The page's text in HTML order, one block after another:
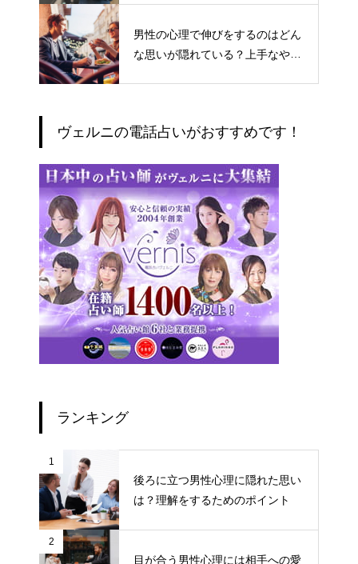
男性の心理で伸びをするのはどん
な思いが隠れている？上手なやり
ヴェルニの電話占いがおすすめです！
ランキング
1
後ろに立つ男性心理に隠れた思い
は？理解をするためのポイント
2
目が合う男性心理には相手への愛